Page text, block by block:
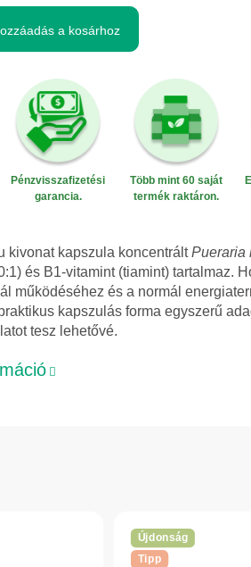
a kosárhoz
Pénzvisszafizetési
garancia.
Több mint 60 saját
termék raktáron.
kivonat kapszula koncentráltPueraria
és B1-vitamint (tiamint) tartalmaz.
működéséhez és a normál
kapszulás forma egyszerű
tesz lehetővé.
Újdonság
Tipp